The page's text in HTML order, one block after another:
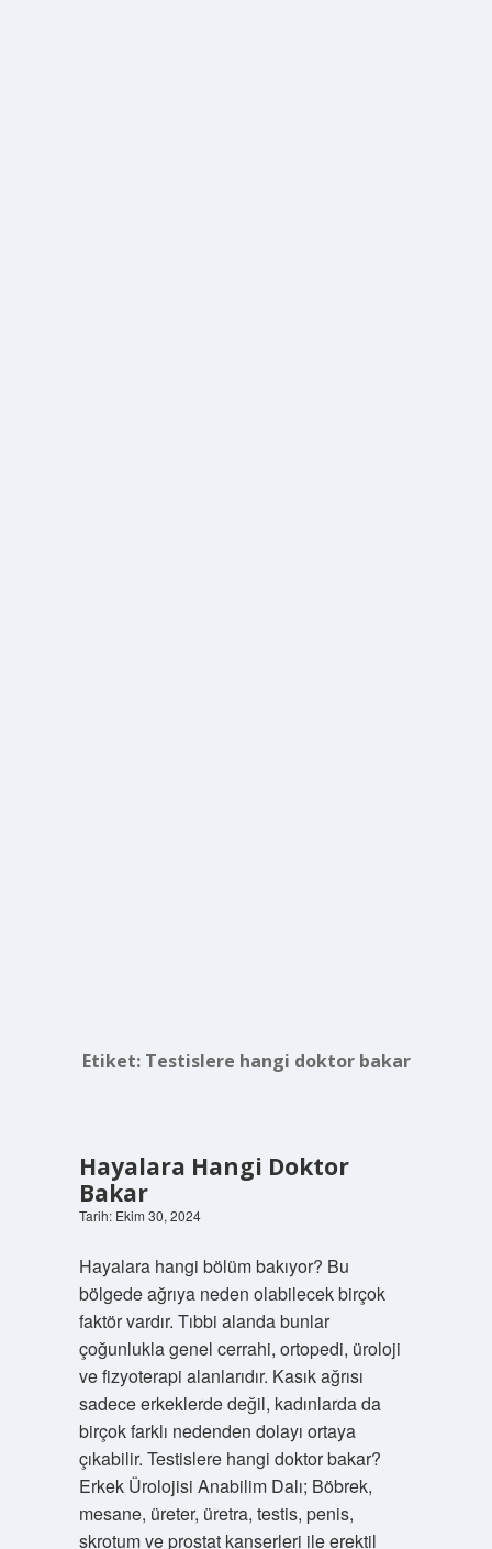
Etiket: Testislere hangi doktor bakar
Hayalara Hangi Doktor
Bakar
Tarih: Ekim 30, 2024
Hayalara hangi bölüm bakıyor? Bu
bölgede ağrıya neden olabilecek birçok
faktör vardır. Tıbbi alanda bunlar
çoğunlukla genel cerrahi, ortopedi, üroloji
ve fizyoterapi alanlarıdır. Kasık ağrısı
sadece erkeklerde değil, kadınlarda da
birçok farklı nedenden dolayı ortaya
çıkabilir. Testislere hangi doktor bakar?
Erkek Ürolojisi Anabilim Dalı; Böbrek,
mesane, üreter, üretra, testis, penis,
skrotum ve prostat kanserleri ile erektil